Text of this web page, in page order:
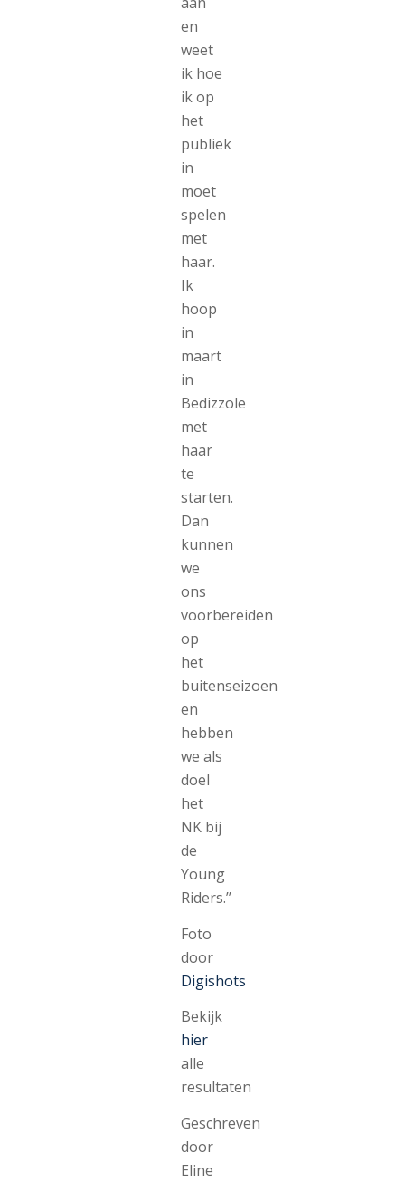
en
weet
ik hoe
ik op
het
publiek
in
moet
spelen
met
haar.
Ik
hoop
in
maart
in
Bedizzole
met
haar
te
starten.
Dan
kunnen
we
ons
voorbereiden
op
het
buitenseizoen
en
hebben
we als
doel
het
NK bij
de
Young
Riders.’’
Foto
door
Digishots
Bekijk
hier
alle
resultaten
Geschreven
door
Eline